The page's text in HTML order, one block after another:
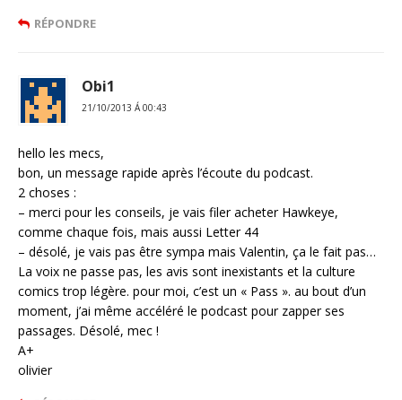
RÉPONDRE
Obi1
21/10/2013 Á 00:43
hello les mecs,
bon, un message rapide après l’écoute du podcast.
2 choses :
– merci pour les conseils, je vais filer acheter Hawkeye,
comme chaque fois, mais aussi Letter 44
– désolé, je vais pas être sympa mais Valentin, ça le fait pas…
La voix ne passe pas, les avis sont inexistants et la culture
comics trop légère. pour moi, c’est un « Pass ». au bout d’un
moment, j’ai même accéléré le podcast pour zapper ses
passages. Désolé, mec !
A+
olivier